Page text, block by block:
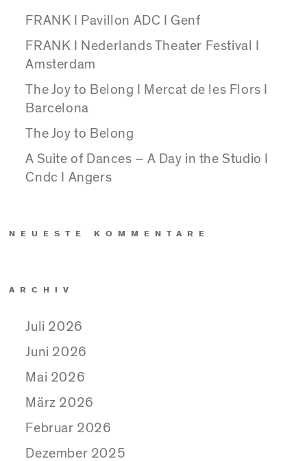
FRANK I Pavillon ADC I Genf
FRANK I Nederlands Theater Festival I
Amsterdam
The Joy to Belong I Mercat de les Flors I
Barcelona
The Joy to Belong
A Suite of Dances – A Day in the Studio I
Cndc I Angers
NEUESTE KOMMENTARE
ARCHIV
Juli 2026
Juni 2026
Mai 2026
März 2026
Februar 2026
Dezember 2025